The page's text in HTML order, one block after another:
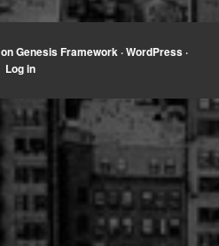
onGenesis Framework ·WordPress ·
Log in